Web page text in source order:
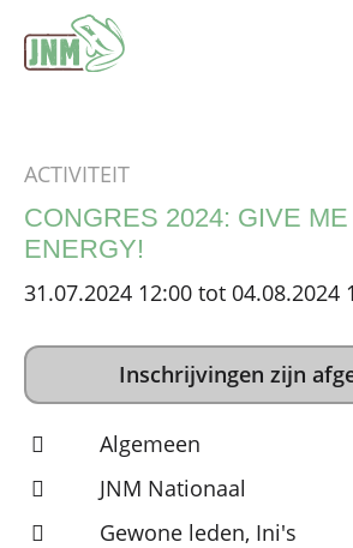
ACTIVITEIT
CONGRES 2024: GIVE ME
ENERGY!
31.07.2024 12:00 tot 04.08.2024
Inschrijvingen zijn
Algemeen
JNM Nationaal
Gewone leden, Ini's